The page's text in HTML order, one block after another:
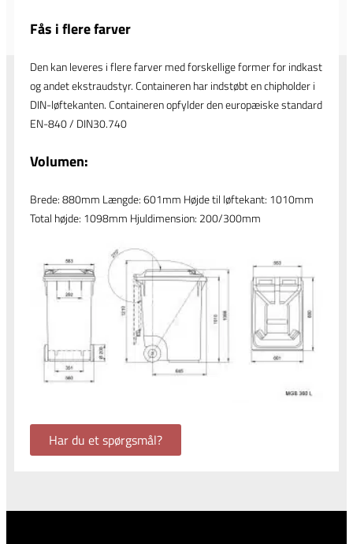
Fås i flere farver
Den kan leveres i flere farver med forskellige former for indkast
og andet ekstraudstyr. Containeren har indstøbt en chipholder i
DIN-løftekanten. Containeren opfylder den europæiske standard
EN-840 / DIN30.740
Volumen:
Brede: 880mm Længde: 601mm Højde til løftekant: 1010mm
Total højde: 1098mm Hjuldimension: 200/300mm
Har du et spørgsmål?